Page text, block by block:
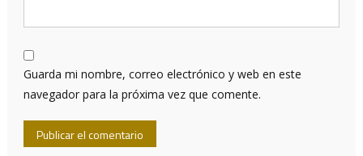
Guarda mi nombre, correo electrónico y web en este
navegador para la próxima vez que comente.